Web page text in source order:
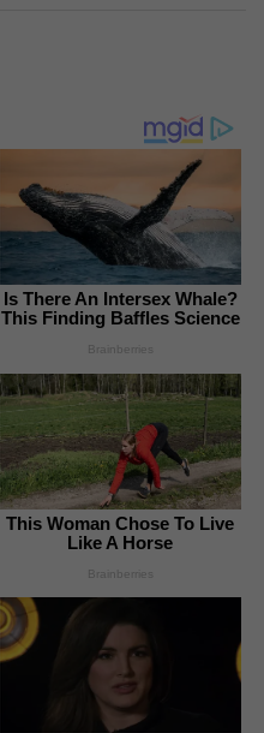
Is There An Intersex Whale?
This Finding Baffles Science
Brainberries
This Woman Chose To Live
Like A Horse
Brainberries